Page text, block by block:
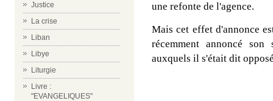
Justice
La crise
Liban
Libye
Liturgie
Livre :
"EVANGELIQUES"
une refonte de l'agence.
Mais cet effet d'annonce
récemment annoncé
auxquels il s'était dit